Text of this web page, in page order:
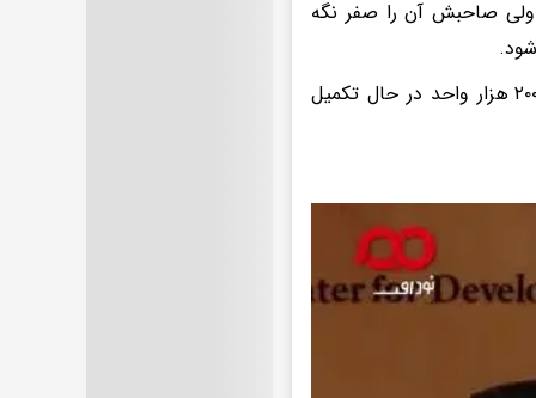
ولی صاحبش آن را صفر نگه
وی گفت: از ۲ میلیون مسکن مهری که احمدی‌نژاد استارت زد هنوز حدود ۲۰۰ هزار واحد در حال تکمیل